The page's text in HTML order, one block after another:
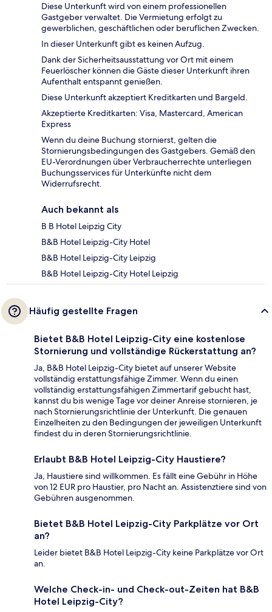
Diese Unterkunft wird von einem professionellen
Gastgeber verwaltet. Die Vermietung erfolgt zu
gewerblichen, geschäftlichen oder beruflichen Zwecken.
In dieser Unterkunft gibt es keinen Aufzug.
Dank der Sicherheitsausstattung vor Ort mit einem
Feuerlöscher können die Gäste dieser Unterkunft ihren
Aufenthalt entspannt genießen.
Diese Unterkunft akzeptiert Kreditkarten und Bargeld.
Akzeptierte Kreditkarten: Visa, Mastercard, American
Express
Wenn du deine Buchung stornierst, gelten die
Stornierungsbedingungen des Gastgebers. Gemäß den
EU-Verordnungen über Verbraucherrechte unterliegen
Buchungsservices für Unterkünfte nicht dem
Widerrufsrecht.
Auch bekannt als
B B Hotel Leipzig City
B&B Hotel Leipzig-City Hotel
B&B Hotel Leipzig-City Leipzig
B&B Hotel Leipzig-City Hotel Leipzig
Häufig gestellte Fragen
Bietet B&B Hotel Leipzig-City eine kostenlose
Stornierung und vollständige Rückerstattung an?
Ja, B&B Hotel Leipzig-City bietet auf unserer Website
vollständig erstattungsfähige Zimmer. Wenn du einen
vollständig erstattungsfähigen Zimmertarif gebucht hast,
kannst du bis wenige Tage vor deiner Anreise stornieren, je
nach Stornierungsrichtlinie der Unterkunft. Die genauen
Einzelheiten zu den Bedingungen der jeweiligen Unterkunft
findest du in deren Stornierungsrichtlinie.
Erlaubt B&B Hotel Leipzig-City Haustiere?
Ja, Haustiere sind willkommen. Es fällt eine Gebühr in Höhe
von 12 EUR pro Haustier, pro Nacht an. Assistenztiere sind von
Gebühren ausgenommen.
Bietet B&B Hotel Leipzig-City Parkplätze vor Ort
an?
Leider bietet B&B Hotel Leipzig-City keine Parkplätze vor Ort
an.
Welche Check-in- und Check-out-Zeiten hat B&B
Hotel Leipzig-City?